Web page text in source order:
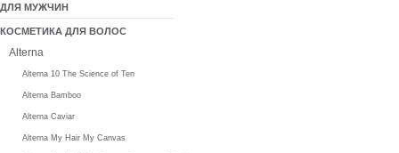
ДЛЯ МУЖЧИН
КОСМЕТИКА ДЛЯ ВОЛОС
Alterna
Alterna 10 The Science of Ten
Alterna Bamboo
Alterna Caviar
Alterna My Hair My Canvas